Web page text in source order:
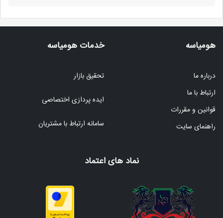
هومیاسه
درباره ما
ارتباط با ما
قوانین و مقررات
راهنمای سایت
خدمات هومیاسه
تحقیق بازار
ایده پردازی اختصاصی
سامانه ارتباط با مشتریان
نماد های اعتماد